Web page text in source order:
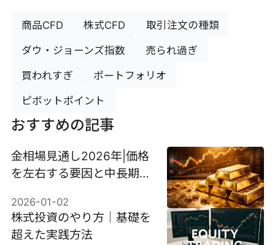
商品CFD 株式CFD 取引注文の種類
ダウ・ジョーンズ指数 売られ過ぎ
買われすぎ ポートフォリオ
ピボットポイント
おすすめの記事
金相場見通し2026年|価格
を左右する要因と中長期予
2026-01-02
株式投資のやり方｜基礎を
超えた実践方法